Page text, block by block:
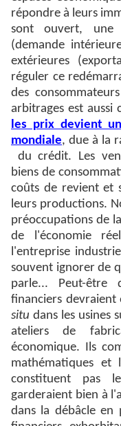
répondre à leurs
sont ouvert, une
(demande
extérieures
réguler ce
des
arbitrages est aussi
les prix devient
mondiale, due à la
du crédit. Les
biens de
coûts de revient et
leurs productions.
préoccupations de
de l'économie
l'entreprise
souvent ignorer de
parle... Peut-être
financiers devraient
situ dans les usines
ateliers de
économique. Ils
mathématiques et
constituent pas
garderaient bien à
dans la débâcle en